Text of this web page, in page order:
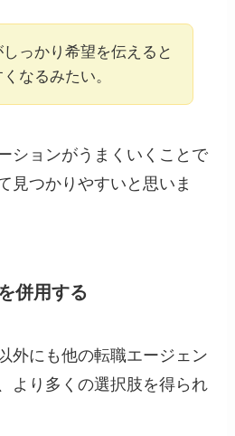
しっかり希望を伝えると
なるみたい。
ションがうまくいくことで
見つかりやすいと思いま
併用する
外にも他の転職エージェン
より多くの選択肢を得られ